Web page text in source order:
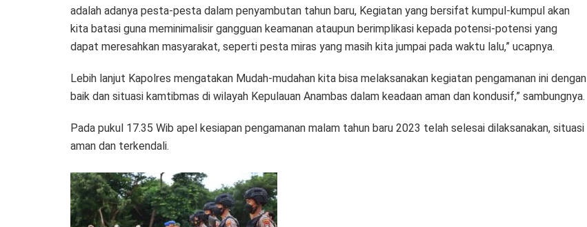
adalah adanya pesta-pesta dalam penyambutan tahun baru, Kegiatan yang bersifat kumpul-kumpul akan
kita batasi guna meminimalisir gangguan keamanan ataupun berimplikasi kepada potensi-potensi yang
dapat meresahkan masyarakat, seperti pesta miras yang masih kita jumpai pada waktu lalu,” ucapnya.
Lebih lanjut Kapolres mengatakan Mudah-mudahan kita bisa melaksanakan kegiatan pengamanan ini dengan
baik dan situasi kamtibmas di wilayah Kepulauan Anambas dalam keadaan aman dan kondusif,” sambungnya.
Pada pukul 17.35 Wib apel kesiapan pengamanan malam tahun baru 2023 telah selesai dilaksanakan, situasi
aman dan terkendali.